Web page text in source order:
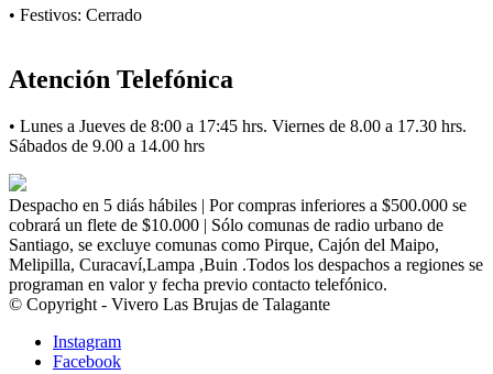
• Festivos: Cerrado
Atención Telefónica
• Lunes a Jueves de 8:00 a 17:45 hrs. Viernes de 8.00 a 17.30 hrs.
Sábados de 9.00 a 14.00 hrs
Despacho en 5 diás hábiles | Por compras inferiores a $500.000 se
cobrará un flete de $10.000 | Sólo comunas de radio urbano de
Santiago, se excluye comunas como Pirque, Cajón del Maipo,
Melipilla, Curacaví,Lampa ,Buin .Todos los despachos a regiones se
programan en valor y fecha previo contacto telefónico.
© Copyright - Vivero Las Brujas de Talagante
Instagram
Facebook